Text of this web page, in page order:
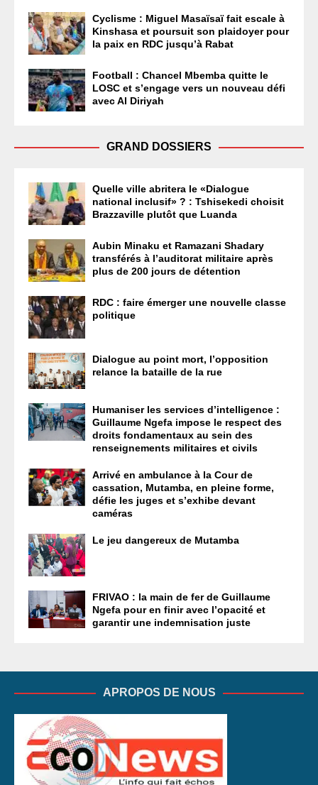
Cyclisme : Miguel Masaïsaï fait escale à
Kinshasa et poursuit son plaidoyer pour
la paix en RDC jusqu’à Rabat
Football : Chancel Mbemba quitte le
LOSC et s’engage vers un nouveau défi
avec Al Diriyah
GRAND DOSSIERS
Quelle ville abritera le «Dialogue
national inclusif» ? : Tshisekedi choisit
Brazzaville plutôt que Luanda
Aubin Minaku et Ramazani Shadary
transférés à l’auditorat militaire après
plus de 200 jours de détention
RDC : faire émerger une nouvelle classe
politique
Dialogue au point mort, l’opposition
relance la bataille de la rue
Humaniser les services d’intelligence :
Guillaume Ngefa impose le respect des
droits fondamentaux au sein des
renseignements militaires et civils
Arrivé en ambulance à la Cour de
cassation, Mutamba, en pleine forme,
défie les juges et s’exhibe devant
caméras
Le jeu dangereux de Mutamba
FRIVAO : la main de fer de Guillaume
Ngefa pour en finir avec l’opacité et
garantir une indemnisation juste
APROPOS DE NOUS